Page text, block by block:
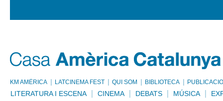
KM AMÈRICA LATCINEMA FEST QUI SOM BIBLIOTECA
LITERATURA I ESCENA CINEMA DEBATS MÚSICA